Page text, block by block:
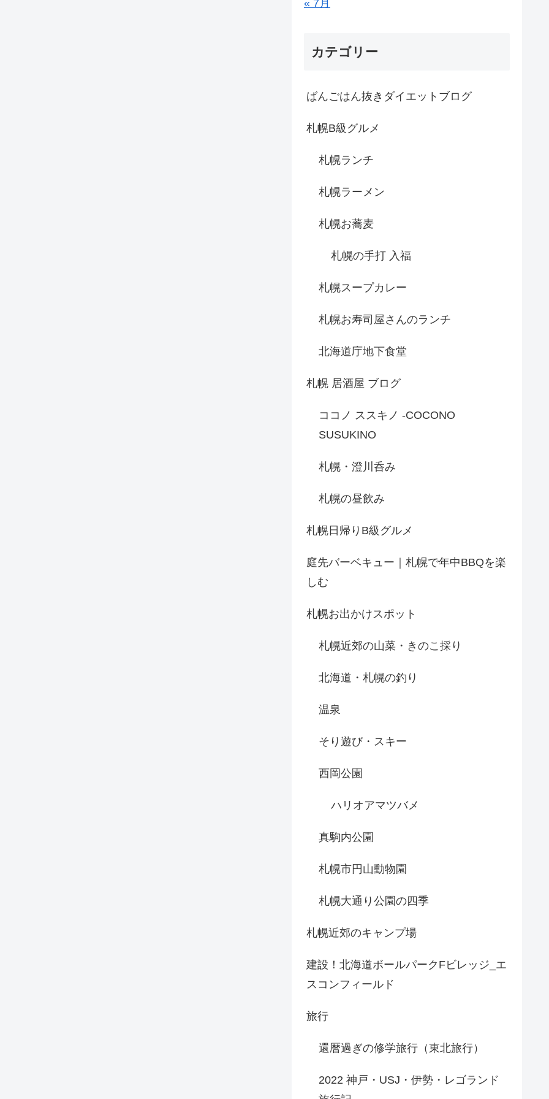
« 7月
カテゴリー
ばんごはん抜きダイエットブログ
札幌B級グルメ
札幌ランチ
札幌ラーメン
札幌お蕎麦
札幌の手打 入福
札幌スープカレー
札幌お寿司屋さんのランチ
北海道庁地下食堂
札幌 居酒屋 ブログ
ココノ ススキノ -COCONO
SUSUKINO
札幌・澄川呑み
札幌の昼飲み
札幌日帰りB級グルメ
庭先バーベキュー｜札幌で年中BBQを楽
しむ
札幌お出かけスポット
札幌近郊の山菜・きのこ採り
北海道・札幌の釣り
温泉
そり遊び・スキー
西岡公園
ハリオアマツバメ
真駒内公園
札幌市円山動物園
札幌大通り公園の四季
札幌近郊のキャンプ場
建設！北海道ボールパークFビレッジ_エ
スコンフィールド
旅行
還暦過ぎの修学旅行（東北旅行）
2022 神戸・USJ・伊勢・レゴランド